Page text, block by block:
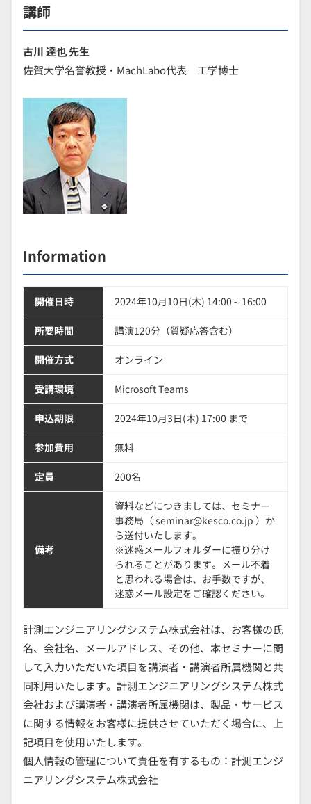
講師
古川 達也 先生
佐賀大学名誉教授・MachLabo代表 工学博士
Information
開催日時 2024年10月10日(木) 14:00～16:00
所要時間 講演120分（質疑応答含む）
開催方式 オンライン
受講環境 Microsoft Teams
申込期限 2024年10月3日(木) 17:00 まで
参加費用 無料
定員 200名
備考
資料などにつきましては、セミナー
事務局（ seminar@kesco.co.jp ）か
ら送付いたします。
※迷惑メールフォルダーに振り分け
られることがあります。メール不着
と思われる場合は、お手数ですが、
迷惑メール設定をご確認ください。
計測エンジニアリングシステム株式会社は、お客様の氏
名、会社名、メールアドレス、その他、本セミナーに関
して入力いただいた項目を講演者・講演者所属機関と共
同利用いたします。計測エンジニアリングシステム株式
会社および講演者・講演者所属機関は、製品・サービス
に関する情報をお客様に提供させていただく場合に、上
記項目を使用いたします。
個人情報の管理について責任を有するもの：計測エンジ
ニアリングシステム株式会社